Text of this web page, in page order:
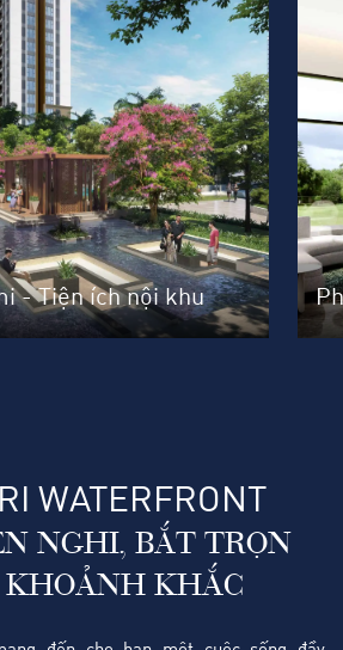
- Tiện ích nội khu
WATERFRONT
NGHI, BẮT TRỌN
KHOẢNH KHẮC